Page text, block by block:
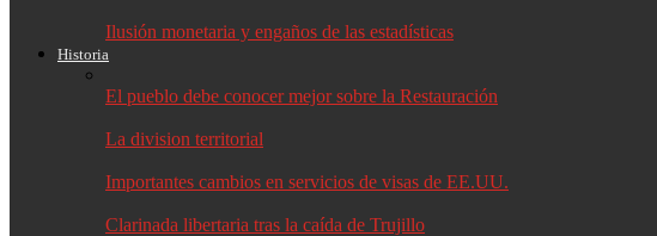
Ilusión monetaria y engaños de las estadísticas
Historia
El pueblo debe conocer mejor sobre la Restauración
La division territorial
Importantes cambios en servicios de visas de EE.UU.
Clarinada libertaria tras la caída de Trujillo